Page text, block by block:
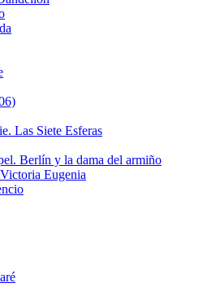
Las Siete Esferas
Berlín y la dama del armiño
Eugenia